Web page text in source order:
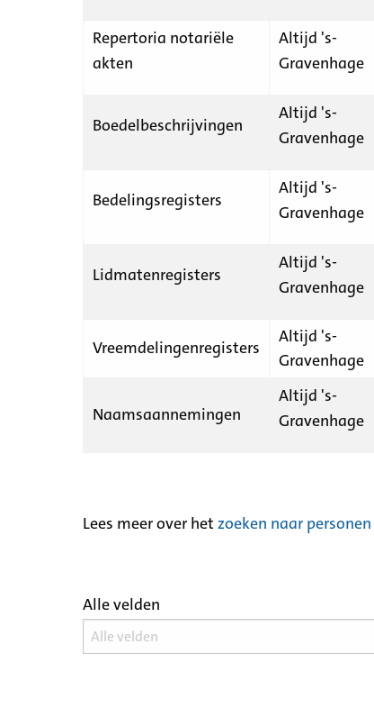
Repertoria notariële
akten
Altijd 's-
Gravenhage
Boedelbeschrijvingen
Altijd 's-
Gravenhage
Bedelingsregisters
Altijd 's-
Gravenhage
Lidmatenregisters
Altijd 's-
Gravenhage
Vreemdelingenregisters
Altijd 's-
Gravenhage
Naamsaannemingen
Altijd 's-
Gravenhage
Lees meer over het zoeken naar personen
Alle velden